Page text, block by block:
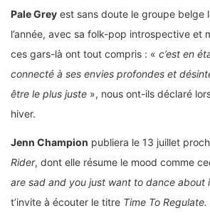
Pale Grey est sans doute le groupe belge
l’année, avec sa folk-pop introspective et
ces gars-là ont tout compris : « c’est en
connecté à ses envies profondes et
être le plus juste », nous ont-ils déclaré
hiver.
Jenn Champion publiera le 13 juillet
Rider, dont elle résume le mood comme
are sad and you just want to dance about
t’invite à écouter le titre Time To Regulate.